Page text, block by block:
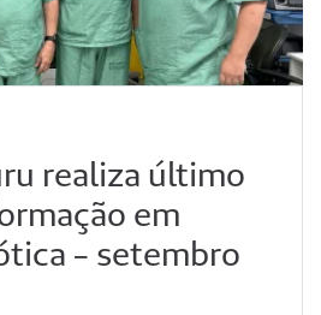
realiza último
em
- setembro